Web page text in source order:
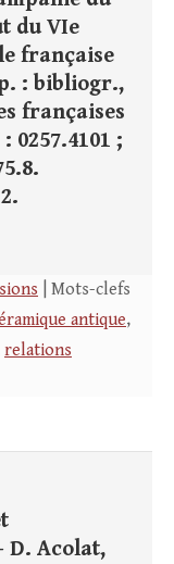
du VIe
française
p. : bibliogr.,
françaises
0257.4101 ;
| Mots-clefs
antique,
relations
D. Acolat,